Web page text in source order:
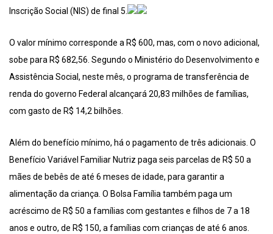
Inscrição Social (NIS) de final 5.
O valor mínimo corresponde a R$ 600, mas, com o novo adicional,
sobe para R$ 682,56. Segundo o Ministério do Desenvolvimento e
Assistência Social, neste mês, o programa de transferência de
renda do governo Federal alcançará 20,83 milhões de famílias,
com gasto de R$ 14,2 bilhões.
Além do benefício mínimo, há o pagamento de três adicionais. O
Benefício Variável Familiar Nutriz paga seis parcelas de R$ 50 a
mães de bebês de até 6 meses de idade, para garantir a
alimentação da criança. O Bolsa Família também paga um
acréscimo de R$ 50 a famílias com gestantes e filhos de 7 a 18
anos e outro, de R$ 150, a famílias com crianças de até 6 anos.